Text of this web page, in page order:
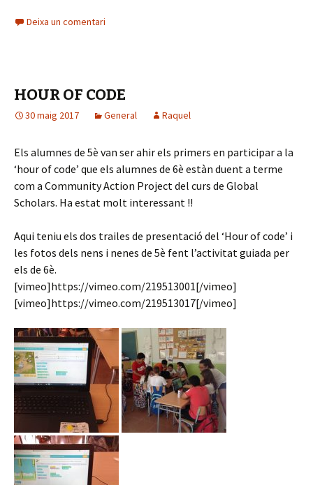
b
k
Deixa un comentari
HOUR OF CODE
30 maig 2017 General Raquel
Els alumnes de 5è van ser ahir els primers en participar a la
‘hour of code’ que els alumnes de 6è estàn duent a terme
com a Community Action Project del curs de Global
Scholars. Ha estat molt interessant !!
Aqui teniu els dos trailes de presentació del ‘Hour of code’ i
les fotos dels nens i nenes de 5è fent l’activitat guiada per
els de 6è.
[vimeo]https://vimeo.com/219513001[/vimeo]
[vimeo]https://vimeo.com/219513017[/vimeo]